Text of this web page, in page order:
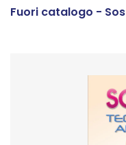
Fuori catalogo -